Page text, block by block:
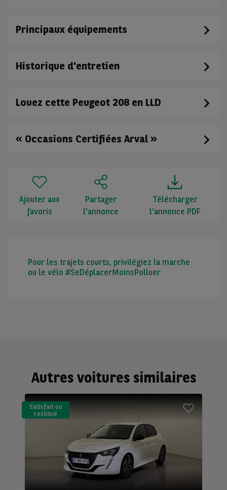
Principaux équipements
Historique d'entretien
Louez cette Peugeot 208 en LLD
« Occasions Certifiées Arval »
Ajouter aux
favoris
Partager
l'annonce
Télécharger
l'annonce PDF
Pour les trajets courts, privilégiez la marche
ou le vélo #SeDéplacerMoinsPolluer
Autres voitures similaires
Satisfait ou
restitué
(LLD)*